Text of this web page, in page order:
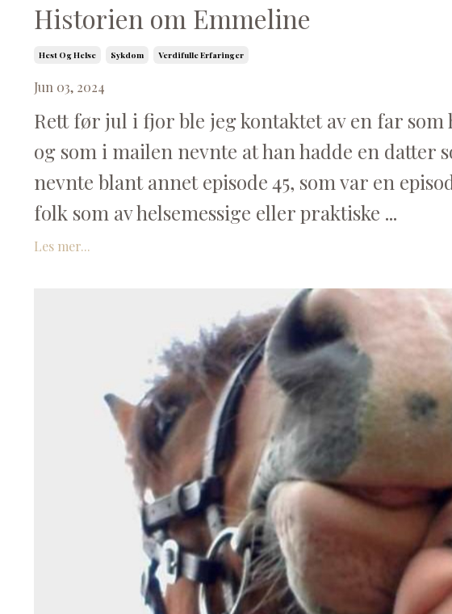
Historien om Emmeline
Hest Og Helse Sykdom Verdifulle Erfaringer
Jun 03, 2024
Rett før jul i fjor ble jeg kontaktet av en far som
og som i mailen nevnte at han hadde en datter
nevnte blant annet episode 45, som var en
folk som av helsemessige eller praktiske ...
Les mer...